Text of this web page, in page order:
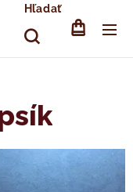
Hľadať